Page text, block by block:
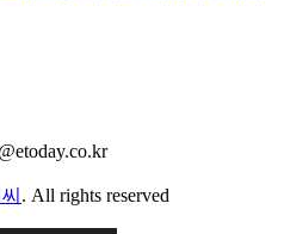
. All rights reserved